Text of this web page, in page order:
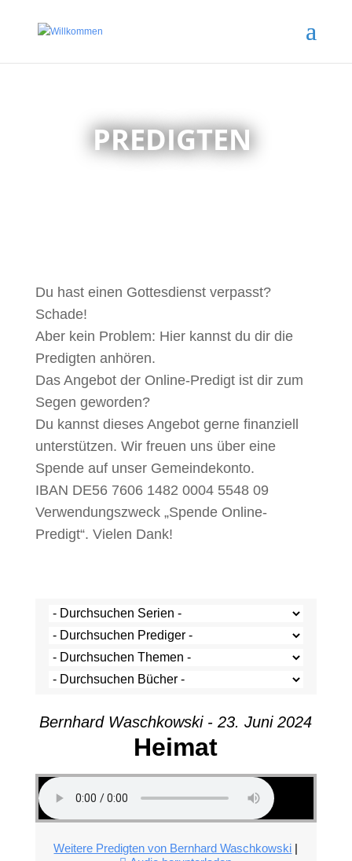
PREDIGTEN
Du hast einen Gottesdienst verpasst?
Schade!
Aber kein Problem: Hier kannst du dir die
Predigten anhören.
Das Angebot der Online-Predigt ist dir zum
Segen geworden?
Du kannst dieses Angebot gerne finanziell
unterstützen. Wir freuen uns über eine
Spende auf unser Gemeindekonto.
IBAN DE56 7606 1482 0004 5548 09
Verwendungszweck „Spende Online-
Predigt“. Vielen Dank!
Bernhard Waschkowski - 23. Juni 2024
Heimat
Weitere Predigten von Bernhard Waschkowski |